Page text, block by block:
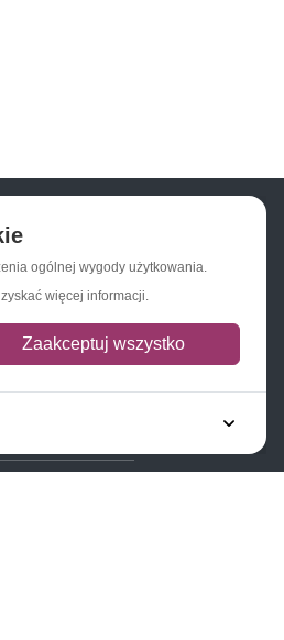
się do newslettera
ogólnej wygody użytkowania.
więcej informacji.
Zaakceptuj wszystko